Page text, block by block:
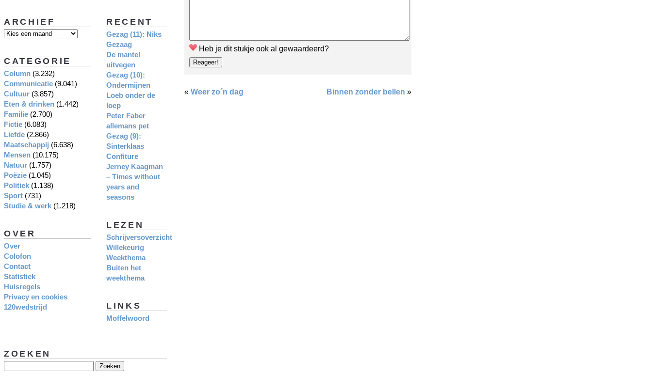
Heb je dit stukje ook al gewaardeerd?
« Weer zo´n dag Binnen zonder bellen »
RECENT
Gezag (11): Niks
Gezaag
De mantel
uitvegen
Gezag (10):
Ondermijnen
Loeb onder de
loep
Peter Faber
allemans pet
Gezag (9):
Sinterklaas
Confiture
Jerney Kaagman
– Times without
years and
seasons
LEZEN
Schrijversoverzicht
Willekeurig
Weekthema
Buiten het
weekthema
LINKS
Moffelwoord
ARCHIEF
CATEGORIE
Column (3.232)
Communicatie (9.041)
Cultuur (3.857)
Eten & drinken (1.442)
Familie (2.700)
Fictie (6.083)
Liefde (2.866)
Maatschappij (6.638)
Mensen (10.175)
Natuur (1.757)
Poëzie (1.045)
Politiek (1.138)
Sport (731)
Studie & werk (1.218)
OVER
Over
Colofon
Contact
Statistiek
Huisregels
Privacy en cookies
120wedstrijd
ZOEKEN